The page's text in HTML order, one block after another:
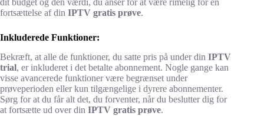
dit budget og den værdi, du anser for at være rimelig for en
fortsættelse af din IPTV gratis prøve.
Inkluderede Funktioner:
Bekræft, at alle de funktioner, du satte pris på under din IPTV
trial, er inkluderet i det betalte abonnement. Nogle gange kan
visse avancerede funktioner være begrænset under
prøveperioden eller kun tilgængelige i dyrere abonnementer.
Sørg for at du får alt det, du forventer, når du beslutter dig for
at fortsætte ud over din IPTV gratis prøve.